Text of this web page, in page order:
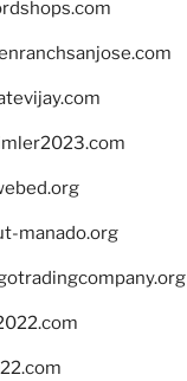
manado.org